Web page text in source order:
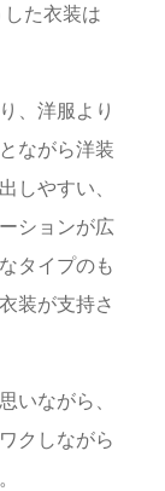
た衣装は
、洋服より
ながら洋装
しやすい、
ションが広
タイプのも
装が支持さ
いながら、
クしながら